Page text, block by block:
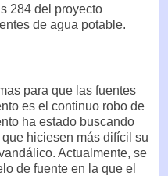
284 del proyecto
de agua potable.
para que las fuentes
es el continuo robo de
ha estado buscando
hiciesen más difícil su
Actualmente, se
de fuente en la que el